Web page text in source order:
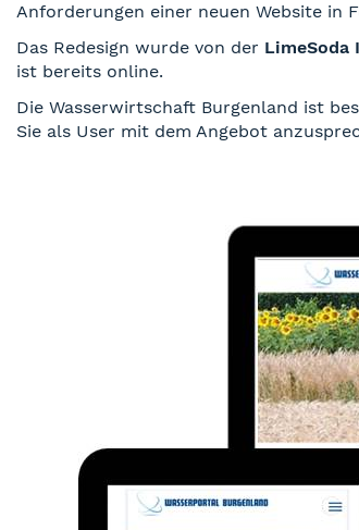
Anforderungen einer neuen Website in
Das Redesign wurde von der LimeSoda
ist bereits online.
Die Wasserwirtschaft Burgenland ist
Sie als User mit dem Angebot